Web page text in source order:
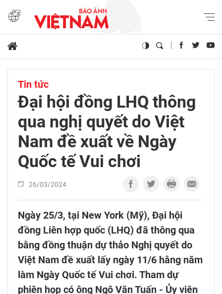
Tin tức
Đại hội đồng LHQ thông
qua nghị quyết do Việt
Nam đề xuất về Ngày
Quốc tế Vui chơi
26/03/2024
Ngày 25/3, tại New York (Mỹ), Đại hội
đồng Liên hợp quốc (LHQ) đã thông qua
bằng đồng thuận dự thảo Nghị quyết do
Việt Nam đề xuất lấy ngày 11/6 hằng năm
làm Ngày Quốc tế Vui chơi. Tham dự
phiên họp có ông Ngô Văn Tuấn - Ủy viên